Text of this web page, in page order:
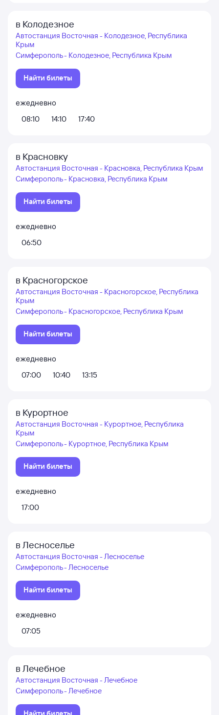
в Колодезное
Автостанция Восточная - Колодезное, Республика
Крым
Симферополь - Колодезное, Республика Крым
Найти билеты
ежедневно
08:10
14:10 17:40
в Красновку
Автостанция Восточная - Красновка, Республика Крым
Симферополь - Красновка, Республика Крым
Найти билеты
ежедневно
06:50
в Красногорское
Автостанция Восточная - Красногорское, Республика
Крым
Симферополь - Красногорское, Республика Крым
Найти билеты
ежедневно
07:00
10:40 13:15
в Курортное
Автостанция Восточная - Курортное, Республика
Крым
Симферополь - Курортное, Республика Крым
Найти билеты
ежедневно
17:00
в Лесноселье
Автостанция Восточная - Лесноселье
Симферополь - Лесноселье
Найти билеты
ежедневно
07:05
в Лечебное
Автостанция Восточная - Лечебное
Симферополь - Лечебное